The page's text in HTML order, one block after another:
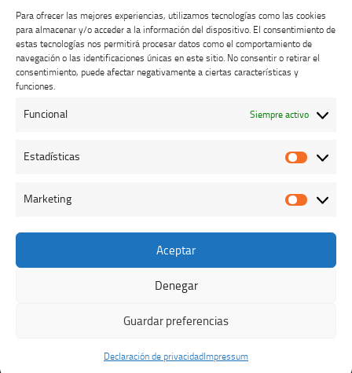
Para ofrecer las mejores experiencias, utilizamos tecnologías como las cookies
para almacenar y/o acceder a la información del dispositivo. El consentimiento de
estas tecnologías nos permitirá procesar datos como el comportamiento de
navegación o las identificaciones únicas en este sitio. No consentir o retirar el
consentimiento, puede afectar negativamente a ciertas características y
funciones.
Funcional Siempre activo
Estadísticas
Marketing
Aceptar
Denegar
Guardar preferencias
Declaración de privacidad Impressum
Buzón de dudas, quejas y sugerencias
Colegio Oficial de Veterinarios de Cáceres © 2026. Todos los